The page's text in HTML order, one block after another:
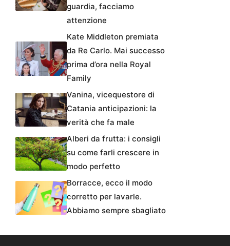
guardia, facciamo
attenzione
Kate Middleton premiata
da Re Carlo. Mai successo
prima d’ora nella Royal
Family
Vanina, vicequestore di
Catania anticipazioni: la
verità che fa male
Alberi da frutta: i consigli
su come farli crescere in
modo perfetto
Borracce, ecco il modo
corretto per lavarle.
Abbiamo sempre sbagliato